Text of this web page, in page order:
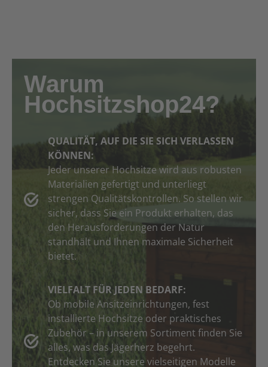
Warum
Hochsitzshop24?
QUALITÄT, AUF DIE SIE SICH VERLASSEN
KÖNNEN:
Jeder unserer Hochsitze wird aus robusten
Materialien gefertigt und unterliegt
strengen Qualitätskontrollen. So stellen wir
sicher, dass Sie ein Produkt erhalten, das
den Herausforderungen der Natur
standhält und Ihnen maximale Sicherheit
bietet.
VIELFALT FÜR JEDEN BEDARF:
Ob mobile Ansitzeinrichtungen, fest
installierte Hochsitze oder praktisches
Zubehör – in unserem Sortiment finden Sie
alles, was das Jägerherz begehrt.
Entdecken Sie unsere vielseitigen Modelle